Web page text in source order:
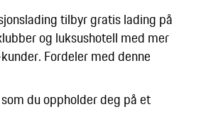
tilbyr gratis lading på
og luksushotell med mer
Fordeler med denne
du oppholder deg på et